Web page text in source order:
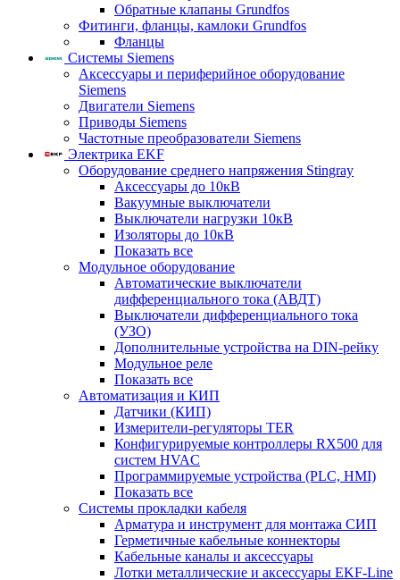
Обратные клапаны Grundfos
Фитинги, фланцы, камлоки Grundfos
Фланцы
Системы Siemens
Аксессуары и периферийное оборудование
Siemens
Двигатели Siemens
Приводы Siemens
Частотные преобразователи Siemens
Электрика EKF
Оборудование среднего напряжения Stingray
Аксессуары до 10кВ
Вакуумные выключатели
Выключатели нагрузки 10кВ
Изоляторы до 10кВ
Показать все
Модульное оборудование
Автоматические выключатели
дифференциального тока (АВДТ)
Выключатели дифференциального тока
(УЗО)
Дополнительные устройства на DIN-рейку
Модульное реле
Показать все
Автоматизация и КИП
Датчики (КИП)
Измерители-регуляторы TER
Конфигурируемые контроллеры RX500 для
систем HVAC
Программируемые устройства (PLC, HMI)
Показать все
Системы прокладки кабеля
Арматура и инструмент для монтажа СИП
Герметичные кабельные коннекторы
Кабельные каналы и аксессуары
Лотки металлические и аксессуары EKF-Line